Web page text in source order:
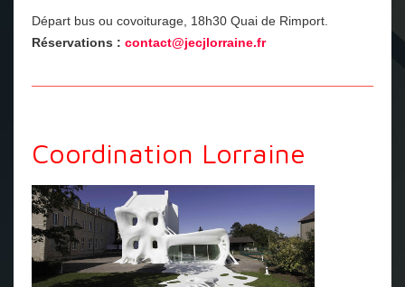
Départ bus ou covoiturage, 18h30 Quai de Rimport.
Réservations : contact@jecjlorraine.fr
Coordination Lorraine